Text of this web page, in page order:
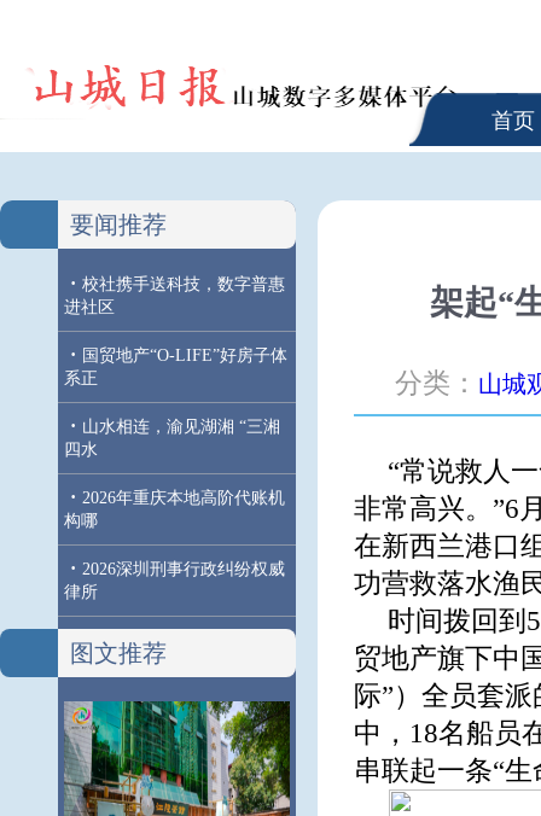
首页
要闻推荐
· 校社携手送科技，数字普惠
进社区
· 国贸地产“O-LIFE”好房子体
系正
· 山水相连，渝见湖湘 “三湘
四水
· 2026年重庆本地高阶代账机
构哪
· 2026深圳刑事行政纠纷权威
律所
图文推荐
架起“
分类： 山城
“常说救人
非常高兴。”6
在新西兰港口
功营救落水渔
时间拨回到
贸地产旗下中
际”）全员套
中，18名船员
串联起一条“